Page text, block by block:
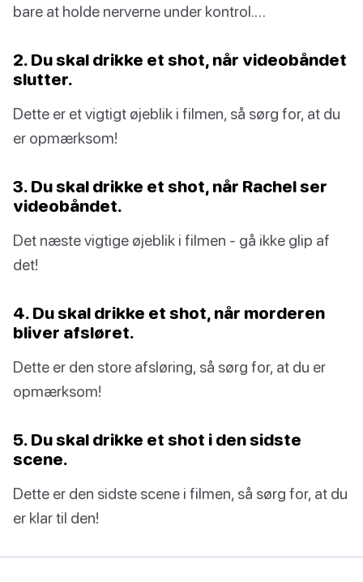
bare at holde nerverne under kontrol.…
2. Du skal drikke et shot, når videobåndet
slutter.
Dette er et vigtigt øjeblik i filmen, så sørg for, at du
er opmærksom!
3. Du skal drikke et shot, når Rachel ser
videobåndet.
Det næste vigtige øjeblik i filmen - gå ikke glip af
det!
4. Du skal drikke et shot, når morderen
bliver afsløret.
Dette er den store afsløring, så sørg for, at du er
opmærksom!
5. Du skal drikke et shot i den sidste
scene.
Dette er den sidste scene i filmen, så sørg for, at du
er klar til den!